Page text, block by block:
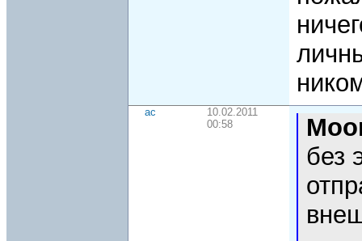
ac
10.02.2011
00:58
без